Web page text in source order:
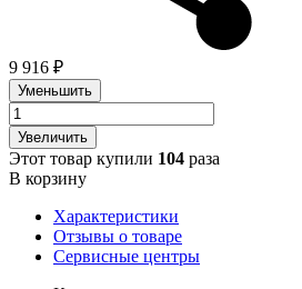
9 916 ₽
Уменьшить
Увеличить
Этот товар купили 104 раза
В корзину
Характеристики
Отзывы о товаре
Сервисные центры